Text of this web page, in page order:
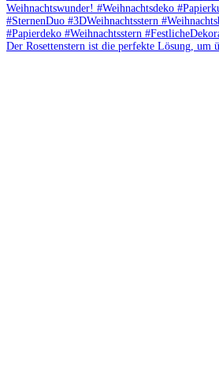
Der Rosettenstern ist die perfekte Lösung, um